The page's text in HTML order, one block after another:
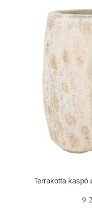
Terrakotta kaspó
9